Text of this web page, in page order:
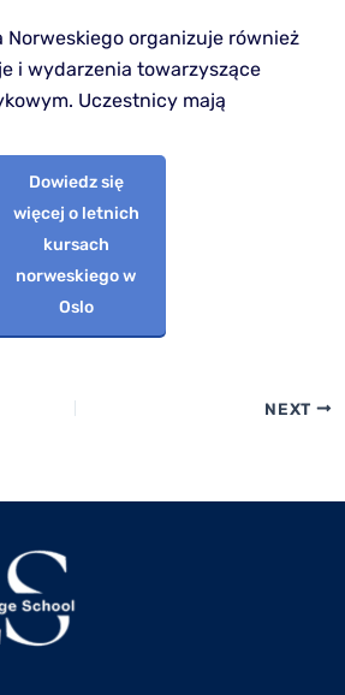
Norweskiego organizuje również
i wydarzenia towarzyszące
Uczestnicy mają
Dowiedz się
więcej o letnich
kursach
norweskiego w
Oslo
NEXT